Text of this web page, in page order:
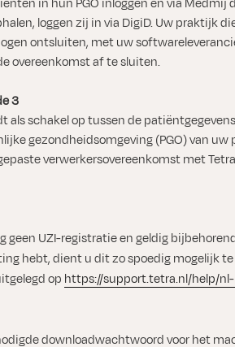
in hun PGO inloggen en via Medmij
loggen zij in via DigiD. Uw praktijk
ontsluiten, met uw
overeenkomst af te sluiten.
3
als schakel op tussen de
gezondheidsomgeving (PGO) van
verwerkersovereenkomst met
geen UZI-registratie en geldig
hebt, dient u dit zo spoedig mogelijk
op https://support.tetra.nl/help/
downloadwachtwoord voor het